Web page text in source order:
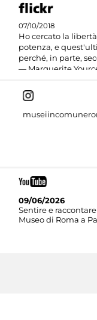
07/10/2018
Ho cercato la
potenza, e
perché, in parte,
— Marguerite
09/06/2026
Sentire e
Museo di Roma a